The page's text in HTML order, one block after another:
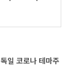
독일 코로나 테마주